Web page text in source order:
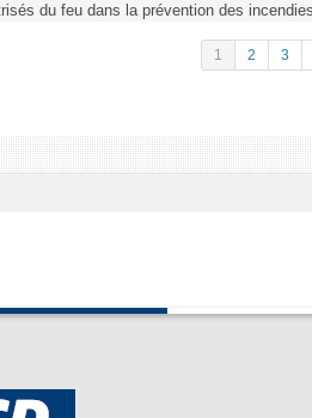
du feu dans la prévention des
1 2 3